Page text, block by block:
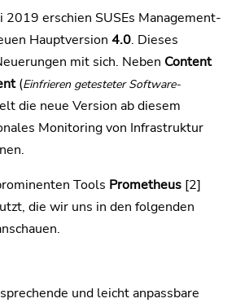
2019 erschien SUSEs Management-
Hauptversion 4.0. Dieses
mit sich. Neben Content
(Einfrieren getesteter Software-
die neue Version ab diesem
Monitoring von Infrastruktur
Tools Prometheus [2]
die wir uns in den folgenden
und leicht anpassbare